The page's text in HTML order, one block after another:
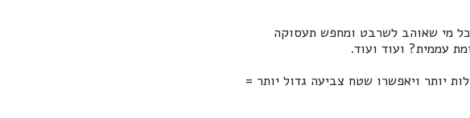
מי שאוהב לשרבט ומחפש תעסוקה
עממית? ועוד ועוד.
יותר ויאפשרו שטח צביעה גדול יותר =